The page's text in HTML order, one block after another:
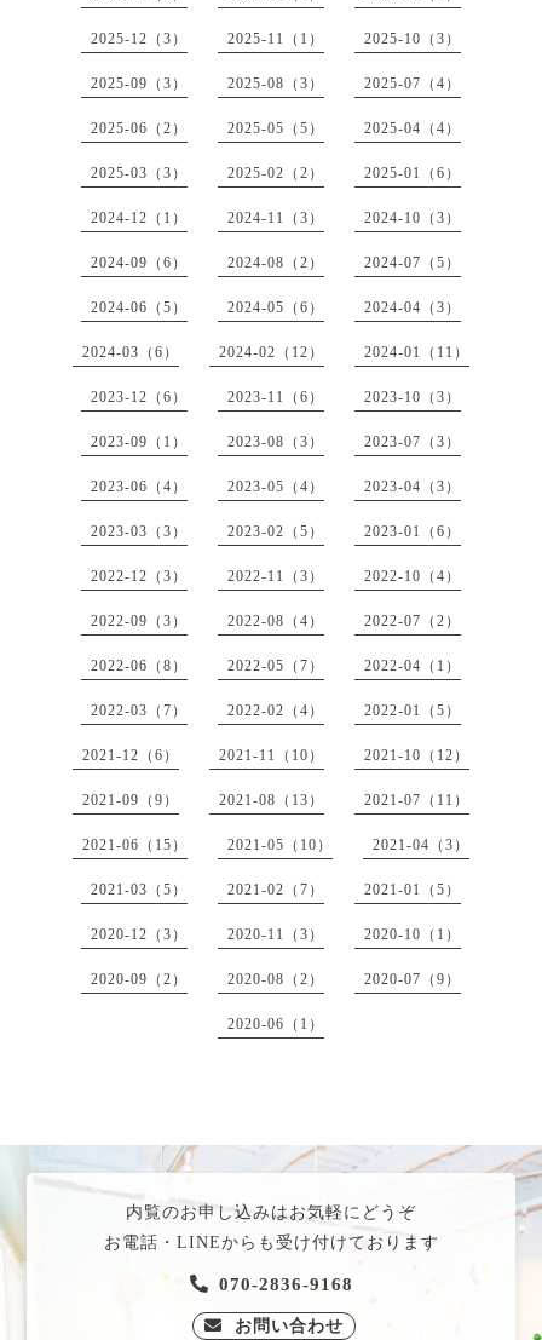
2025-12（3） 2025-11（1） 2025-10（3）
2025-09（3） 2025-08（3） 2025-07（4）
2025-06（2） 2025-05（5） 2025-04（4）
2025-03（3） 2025-02（2） 2025-01（6）
2024-12（1） 2024-11（3） 2024-10（3）
2024-09（6） 2024-08（2） 2024-07（5）
2024-06（5） 2024-05（6） 2024-04（3）
2024-03（6） 2024-02（12） 2024-01（11）
2023-12（6） 2023-11（6） 2023-10（3）
2023-09（1） 2023-08（3） 2023-07（3）
2023-06（4） 2023-05（4） 2023-04（3）
2023-03（3） 2023-02（5） 2023-01（6）
2022-12（3） 2022-11（3） 2022-10（4）
2022-09（3） 2022-08（4） 2022-07（2）
2022-06（8） 2022-05（7） 2022-04（1）
2022-03（7） 2022-02（4） 2022-01（5）
2021-12（6） 2021-11（10） 2021-10（12）
2021-09（9） 2021-08（13） 2021-07（11）
2021-06（15） 2021-05（10） 2021-04（3）
2021-03（5） 2021-02（7） 2021-01（5）
2020-12（3） 2020-11（3） 2020-10（1）
2020-09（2） 2020-08（2） 2020-07（9）
2020-06（1）
内覧のお申し込みはお気軽にどうぞ
お電話・LINEからも受け付けております
070-2836-9168
お問い合わせ